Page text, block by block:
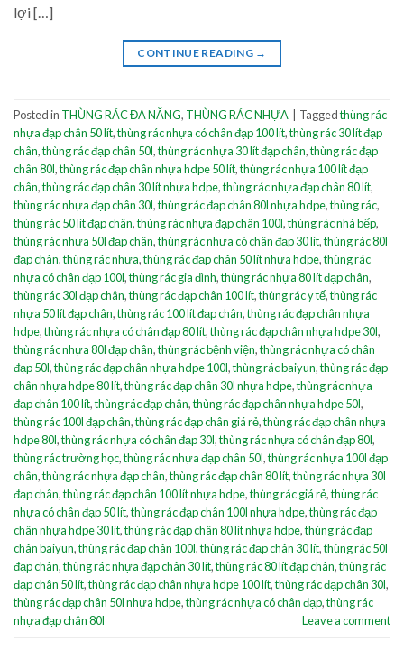
lợi […]
CONTINUE READING →
Posted in THÙNG RÁC ĐA NĂNG, THÙNG RÁC NHỰA Taggedthùng rác
nhựa đạp chân 50 lít,thùng rác nhựa có chân đạp 100 lít,thùng rác 30 lít đạp
chân,thùng rác đạp chân 50l,thùng rác nhựa 30 lít đạp chân,thùng rác đạp
chân 80l,thùng rác đạp chân nhựa hdpe 50 lít,thùng rác nhựa 100 lít đạp
chân,thùng rác đạp chân 30 lít nhựa hdpe,thùng rác nhựa đạp chân 80 lít,
thùng rác nhựa đạp chân 30l,thùng rác đạp chân 80l nhựa hdpe,thùng rác,
thùng rác 50 lít đạp chân,thùng rác nhựa đạp chân 100l,thùng rác nhà bếp,
thùng rác nhựa 50l đạp chân,thùng rác nhựa có chân đạp 30 lít,thùng rác 80l
đạp chân,thùng rác nhựa,thùng rác đạp chân 50 lít nhựa hdpe,thùng rác
nhựa có chân đạp 100l,thùng rác gia đình,thùng rác nhựa 80 lít đạp chân,
thùng rác 30l đạp chân,thùng rác đạp chân 100 lít,thùng rác y tế,thùng rác
nhựa 50 lít đạp chân,thùng rác 100 lít đạp chân,thùng rác đạp chân nhựa
hdpe,thùng rác nhựa có chân đạp 80 lít,thùng rác đạp chân nhựa hdpe 30l,
thùng rác nhựa 80l đạp chân,thùng rác bệnh viện,thùng rác nhựa có chân
đạp 50l,thùng rác đạp chân nhựa hdpe 100l,thùng rác baiyun,thùng rác đạp
chân nhựa hdpe 80 lít,thùng rác đạp chân 30l nhựa hdpe,thùng rác nhựa
đạp chân 100 lít,thùng rác đạp chân,thùng rác đạp chân nhựa hdpe 50l,
thùng rác 100l đạp chân,thùng rác đạp chân giá rẻ,thùng rác đạp chân nhựa
hdpe 80l,thùng rác nhựa có chân đạp 30l,thùng rác nhựa có chân đạp 80l,
thùng rác trường học,thùng rác nhựa đạp chân 50l,thùng rác nhựa 100l đạp
chân,thùng rác nhựa đạp chân,thùng rác đạp chân 80 lít,thùng rác nhựa 30l
đạp chân,thùng rác đạp chân 100 lít nhựa hdpe,thùng rác giá rẻ,thùng rác
nhựa có chân đạp 50 lít,thùng rác đạp chân 100l nhựa hdpe,thùng rác đạp
chân nhựa hdpe 30 lít,thùng rác đạp chân 80 lít nhựa hdpe,thùng rác đạp
chân baiyun,thùng rác đạp chân 100l,thùng rác đạp chân 30 lít,thùng rác 50l
đạp chân,thùng rác nhựa đạp chân 30 lít,thùng rác 80 lít đạp chân,thùng rác
đạp chân 50 lít,thùng rác đạp chân nhựa hdpe 100 lít,thùng rác đạp chân 30l,
thùng rác đạp chân 50l nhựa hdpe,thùng rác nhựa có chân đạp,thùng rác
nhựa đạp chân 80l
Leave a comment